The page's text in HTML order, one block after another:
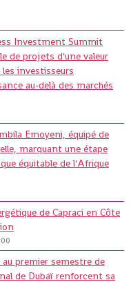
Investment Summit
de projets d'une valeur
investisseurs
au-delà des marchés
Emoyeni, équipé de
marquant une étape
équitable de l'Afrique
de Capraci en Côte
premier semestre de
de Dubaï renforcent sa